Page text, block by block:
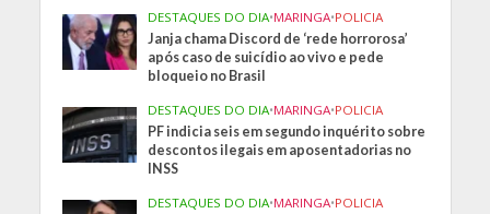
DESTAQUES DO DIA•MARINGA•POLICIA
Janja chama Discord de ‘rede horrorosa’
após caso de suicídio ao vivo e pede
bloqueio no Brasil
DESTAQUES DO DIA•MARINGA•POLICIA
PF indicia seis em segundo inquérito sobre
descontos ilegais em aposentadorias no
INSS
DESTAQUES DO DIA•MARINGA•POLICIA